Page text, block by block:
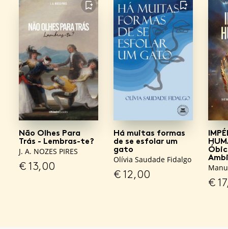
FAVORITO
Não Olhes Para
Trás - Lembras-te?
J. A. NOZES PIRES
€13,00
FAVORITO
Há muitas formas
de se esfolar um
gato
Olívia Saudade Fidalgo
€12,00
€